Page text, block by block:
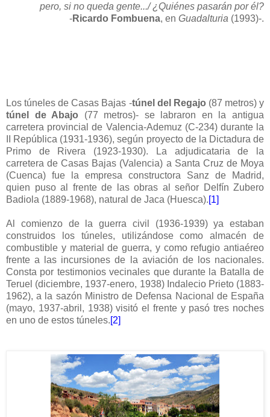
pero, si no queda gente.../¿Quiénes pasarán por él?
-Ricardo Fombuena, en Guadalturia (1993)-.
Los túneles de Casas Bajas -túnel del Regajo (87 metros) y
túnel de Abajo (77 metros)- se labraron en la antigua
carretera provincial de Valencia-Ademuz (C-234) durante la
II República (1931-1936), según proyecto de la Dictadura de
Primo de Rivera (1923-1930). La adjudicataria de la
carretera de Casas Bajas (Valencia) a Santa Cruz de Moya
(Cuenca) fue la empresa constructora Sanz de Madrid,
quien puso al frente de las obras al señor Delfín Zubero
Badiola (1889-1968), natural de Jaca (Huesca).[1]
Al comienzo de la guerra civil (1936-1939) ya estaban
construidos los túneles, utilizándose como almacén de
combustible y material de guerra, y como refugio antiaéreo
frente a las incursiones de la aviación de los nacionales.
Consta por testimonios vecinales que durante la Batalla de
Teruel (diciembre, 1937-enero, 1938) Indalecio Prieto (1883-
1962), a la sazón Ministro de Defensa Nacional de España
(mayo, 1937-abril, 1938) visitó el frente y pasó tres noches
en uno de estos túneles.[2]